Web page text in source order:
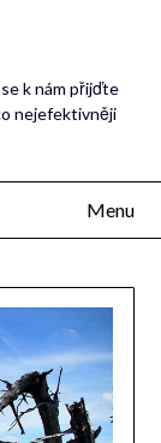
k nám přijďte
nejefektivněji
Menu